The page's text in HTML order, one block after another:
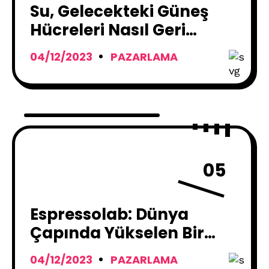
Su, Gelecekteki Güneş
Hücreleri Nasıl Geri
Dönüştürebilir ?
04/12/2023 PAZARLAMA
05
Espressolab: Dünya
Çapında Yükselen Bir
Kahve Fenomeni
04/12/2023 PAZARLAMA